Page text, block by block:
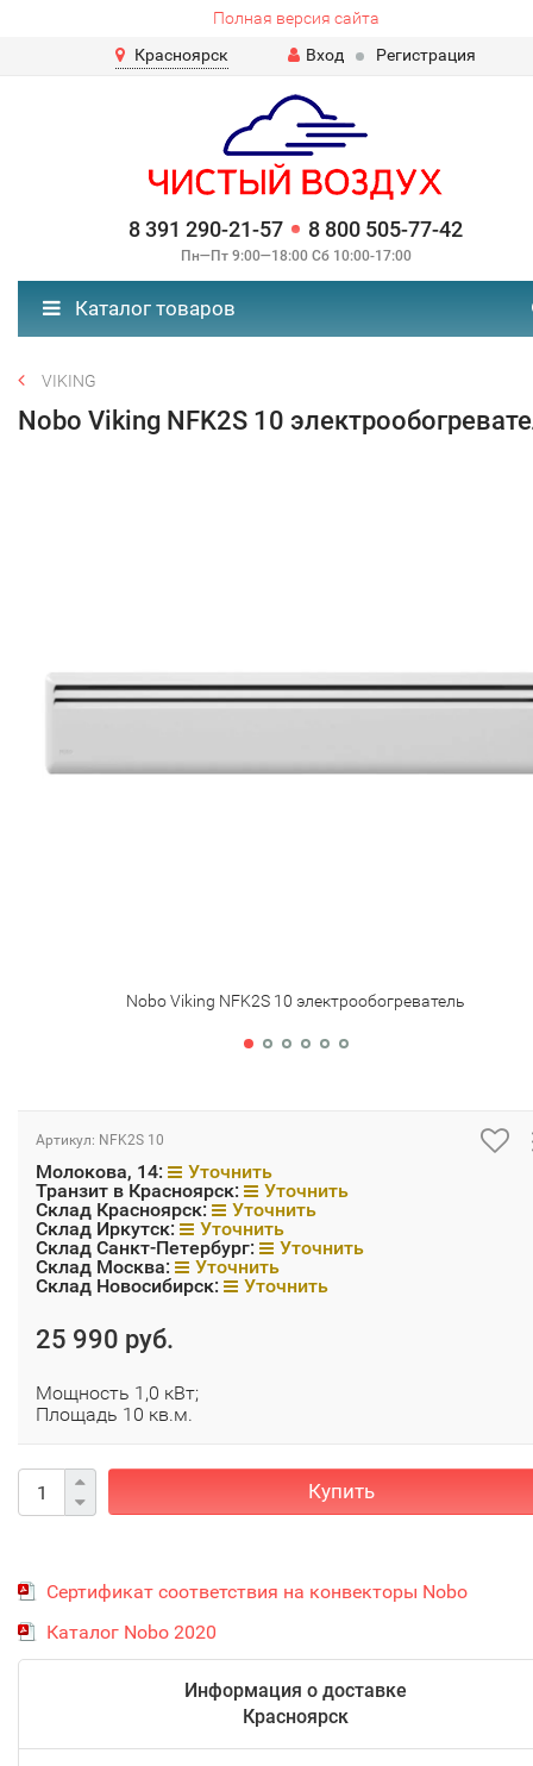
Полная версия сайта
Красноярск
Вход Регистрация
8 391 290-21-57 8 800 505-77-42
Пн—Пт 9:00—18:00 Сб 10:00-17:00
Каталог товаров
VIKING
Nobo Viking NFK2S 10
Nobo Viking NFK2S 10 электрообогреватель
Артикул: NFK2S 10
Молокова, 14:
Уточнить
Транзит в Красноярск:
Уточнить
Склад Красноярск:
Уточнить
Склад Иркутск:
Уточнить
Склад Санкт-Петербург:
Уточнить
Склад Москва:
Уточнить
Склад Новосибирск:
Уточнить
25 990 руб.
Мощность 1,0 кВт;
Площадь 10 кв.м.
Купить
Сертификат соответствия на конвекторы Nobo
Каталог Nobo 2020
Информация о доставке
Красноярск